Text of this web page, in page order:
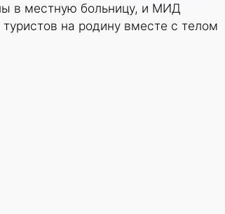
в местную больницу, и МИД
на родину вместе с телом